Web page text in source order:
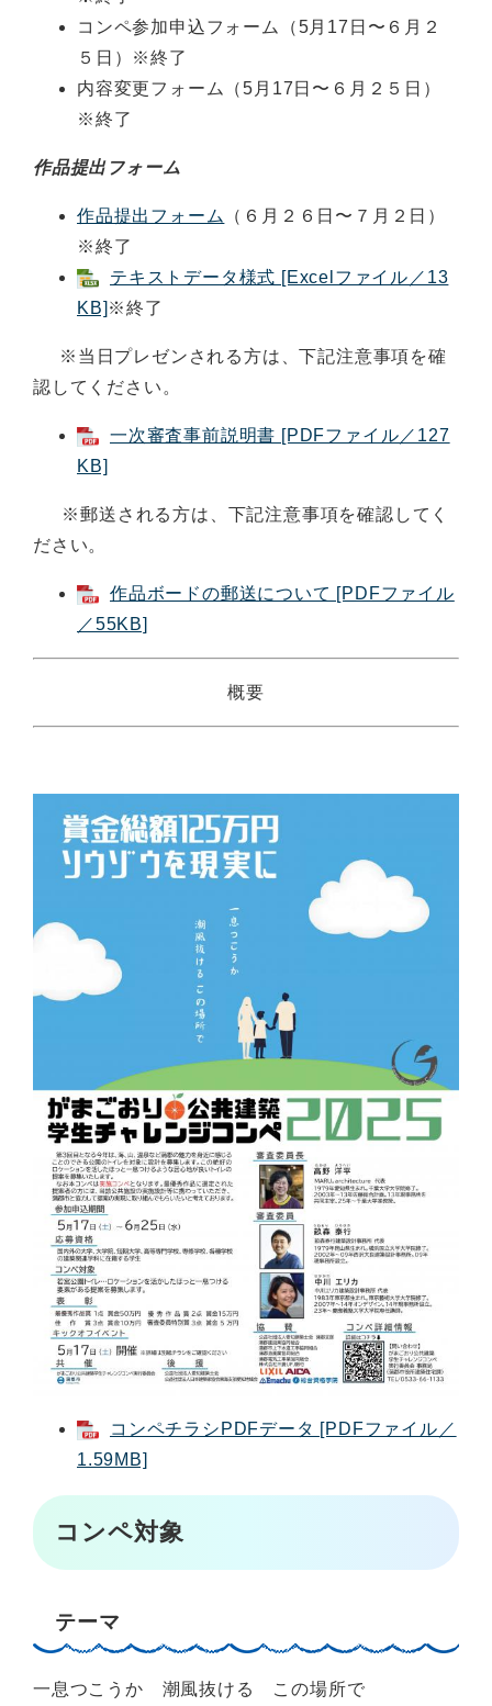
コンペ参加申込フォーム（5月17日〜６月２
５日）※終了
内容変更フォーム（5月17日〜６月２５日）
※終了
作品提出フォーム
作品提出フォーム
（６月２６日〜７月２日）
※終了
テキストデータ様式 [Excelファイル／13
KB] ※終了
※当日プレゼンされる方は、下記注意事項を確
認してください。
一次審査事前説明書 [PDFファイル／127
KB]
※郵送される方は、下記注意事項を確認してく
ださい。
作品ボードの郵送について [PDFファイル
／55KB]
概要
コンペチラシPDFデータ [PDFファイル／
1.59MB]
コンペ対象
テーマ
一息つこうか 潮風抜ける この場所で